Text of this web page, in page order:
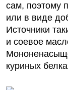
сам, поэтому
или в виде
Источники
и соевое
куриных